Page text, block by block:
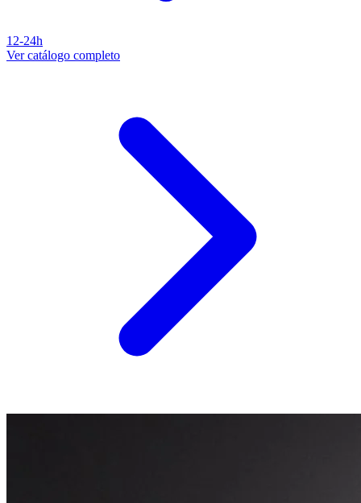
12-24h
Ver catálogo completo